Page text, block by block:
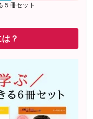
５冊セット
？